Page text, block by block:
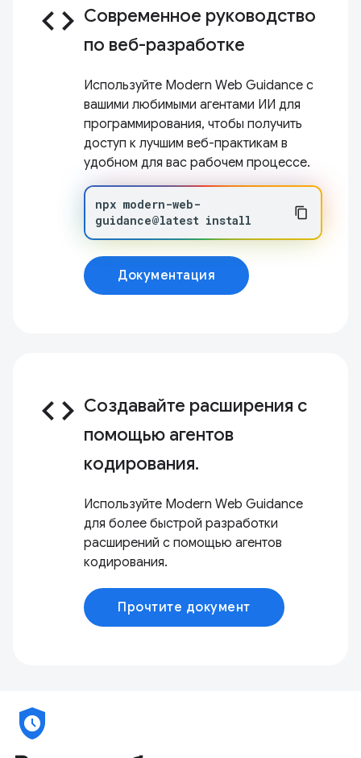
code Современное руководство
по веб-разработке
Используйте Modern Web Guidance с
вашими любимыми агентами ИИ для
программирования, чтобы получить
доступ к лучшим веб-практикам в
удобном для вас рабочем процессе.
npx modern-web-
guidance@latest install
Документация
code Создавайте расширения с
помощью агентов
кодирования.
Используйте Modern Web Guidance
для более быстрой разработки
расширений с помощью агентов
кодирования.
Прочтите документ
safety_check